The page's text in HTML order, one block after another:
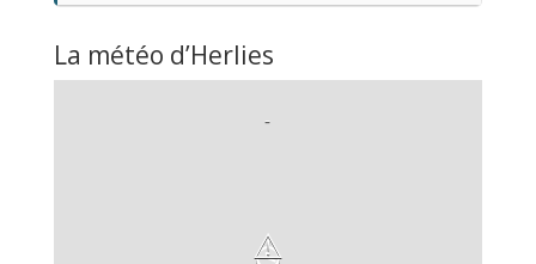
La météo d’Herlies
-
⚠